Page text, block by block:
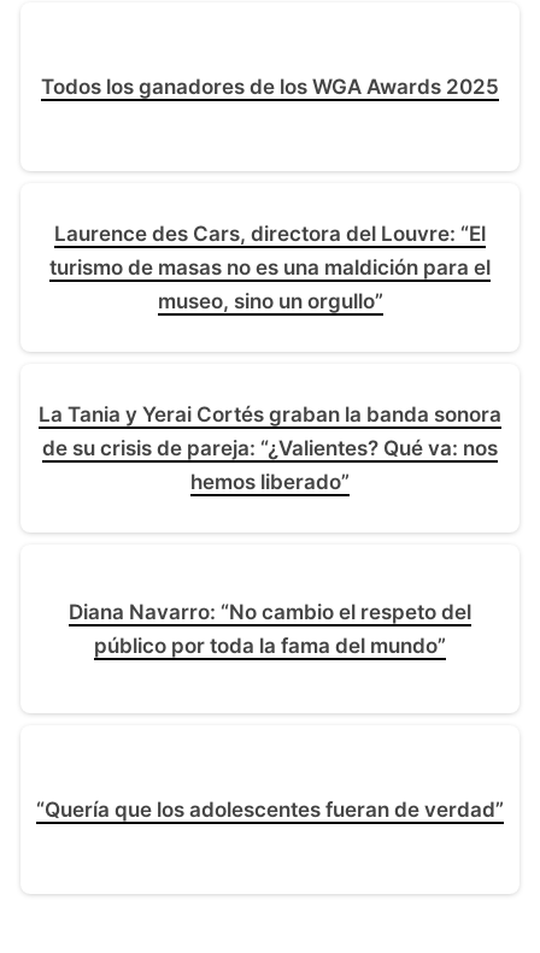
Todos los ganadores de los WGA Awards 2025
Laurence des Cars, directora del Louvre: “El
turismo de masas no es una maldición para el
museo, sino un orgullo”
La Tania y Yerai Cortés graban la banda sonora
de su crisis de pareja: “¿Valientes? Qué va: nos
hemos liberado”
Diana Navarro: “No cambio el respeto del
público por toda la fama del mundo”
“Quería que los adolescentes fueran de verdad”